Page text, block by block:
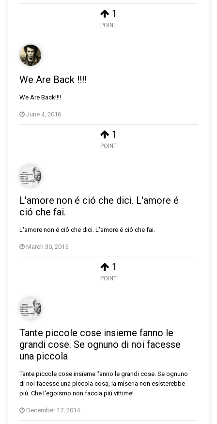
1
POINT
1
POINT
We Are Back !!!!
We Are Back!!!!
June 4, 2016
1
POINT
L'amore non é ció che dici. L'amore é
ció che fai.
L'amore non é ció che dici. L'amore é ció che fai.
March 30, 2015
Tante piccole cose insieme fanno le
grandi cose. Se ognuno di noi facesse
una piccola
Tante piccole cose insieme fanno le grandi cose. Se ognuno
di noi facesse una piccola cosa, la miseria non esisterebbe
piú. Che l'egoismo non faccia piú vittime!
December 17, 2014